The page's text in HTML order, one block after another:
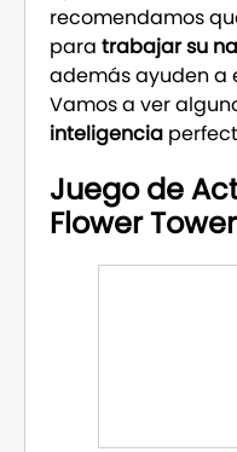
recomendamos
para trabajar su
además ayuden a
Vamos a ver
inteligencia
Juego de
Flower